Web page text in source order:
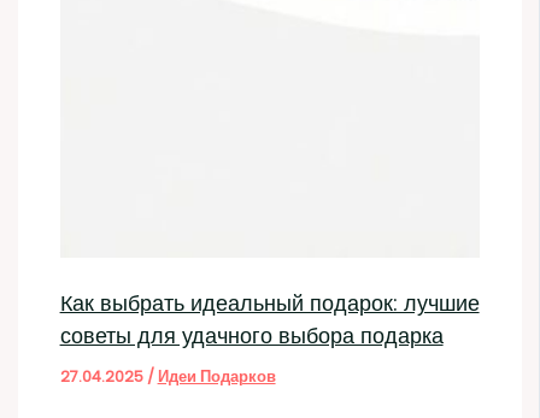
Как выбрать идеальный подарок: лучшие
советы для удачного выбора подарка
27.04.2025 / Идеи Подарков